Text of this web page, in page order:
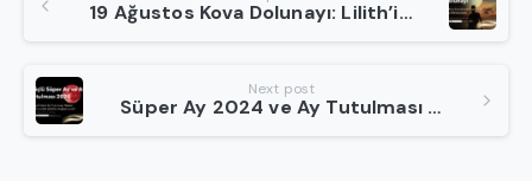
Reading
19 Ağustos Kova Dolunayı: Lilith’in Enerjisiyle Karanlığı Işığa Dönüştürün
Next post
Süper Ay 2024 ve Ay Tutulması Neden 17 Eylül’de Sizi Dramatik Şekilde Değiştirecek?